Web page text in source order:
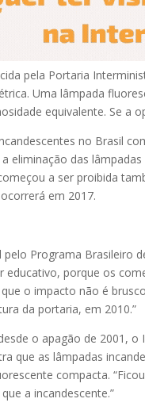
pela Portaria
Uma lâmpada
equivalente. Se a
no Brasil
eliminação das
a ser proibida
em 2017.
pelo Programa Brasileiro
educativo, porque os
o impacto não é
da portaria, em 2010.”
o apagão de 2001,
que as lâmpadas
compacta.
a incandescente.”